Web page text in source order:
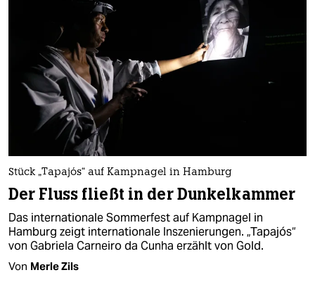
Stück „Tapajós“ auf Kampnagel in Hamburg
Der Fluss fließt in der Dunkelkammer
Das internationale Sommerfest auf Kampnagel in
Hamburg zeigt internationale Inszenierungen. „Tapajós“
von Gabriela Carneiro da Cunha erzählt von Gold.
Von Merle Zils